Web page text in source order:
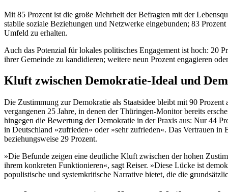
Mit 85 Prozent ist die große Mehrheit der Befragten mit der
stabile soziale Beziehungen und Netzwerke eingebunden; 83
Umfeld zu erhalten.
Auch das Potenzial für lokales politisches Engagement ist hoch: 20
ihrer Gemeinde zu kandidieren; weitere neun Prozent engagieren
Kluft zwischen Demokratie-Ideal und
Die Zustimmung zur Demokratie als Staatsidee bleibt mit 90
vergangenen 25 Jahre, in denen der Thüringen-Monitor bereits
hingegen die Bewertung der Demokratie in der Praxis aus: Nur 44
in Deutschland »zufrieden« oder »sehr zufrieden«. Das Vertrauen in
beziehungsweise 29 Prozent.
»Die Befunde zeigen eine deutliche Kluft zwischen der hohen
ihrem konkreten Funktionieren«, sagt Reiser. »Diese Lücke ist
populistische und systemkritische Narrative bietet, die die